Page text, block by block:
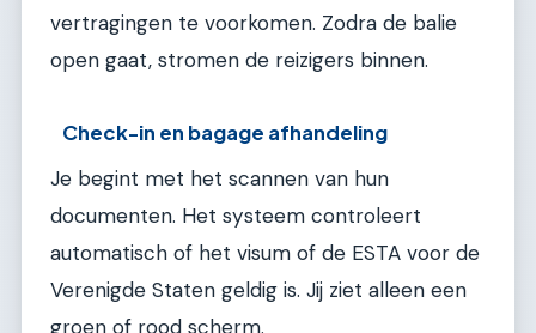
vertragingen te voorkomen. Zodra de balie
open gaat, stromen de reizigers binnen.
Check-in en bagage afhandeling
Je begint met het scannen van hun
documenten. Het systeem controleert
automatisch of het visum of de ESTA voor de
Verenigde Staten geldig is. Jij ziet alleen een
groen of rood scherm.